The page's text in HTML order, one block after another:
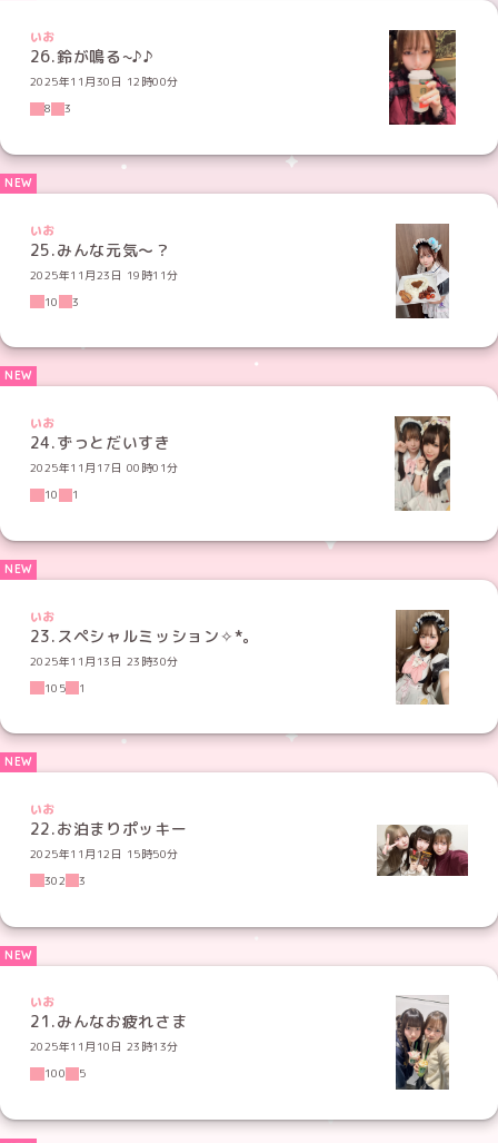
いお
26.鈴が鳴る~♪♪
2025年11月30日 12時00分
8
3
いお
25.みんな元気〜？
2025年11月23日 19時11分
10
3
いお
24.ずっとだいすき
2025年11月17日 00時01分
10
1
いお
23.スペシャルミッション✧*｡
2025年11月13日 23時30分
105
1
いお
22.お泊まりポッキー
2025年11月12日 15時50分
302
3
いお
21.みんなお疲れさま
2025年11月10日 23時13分
100
5